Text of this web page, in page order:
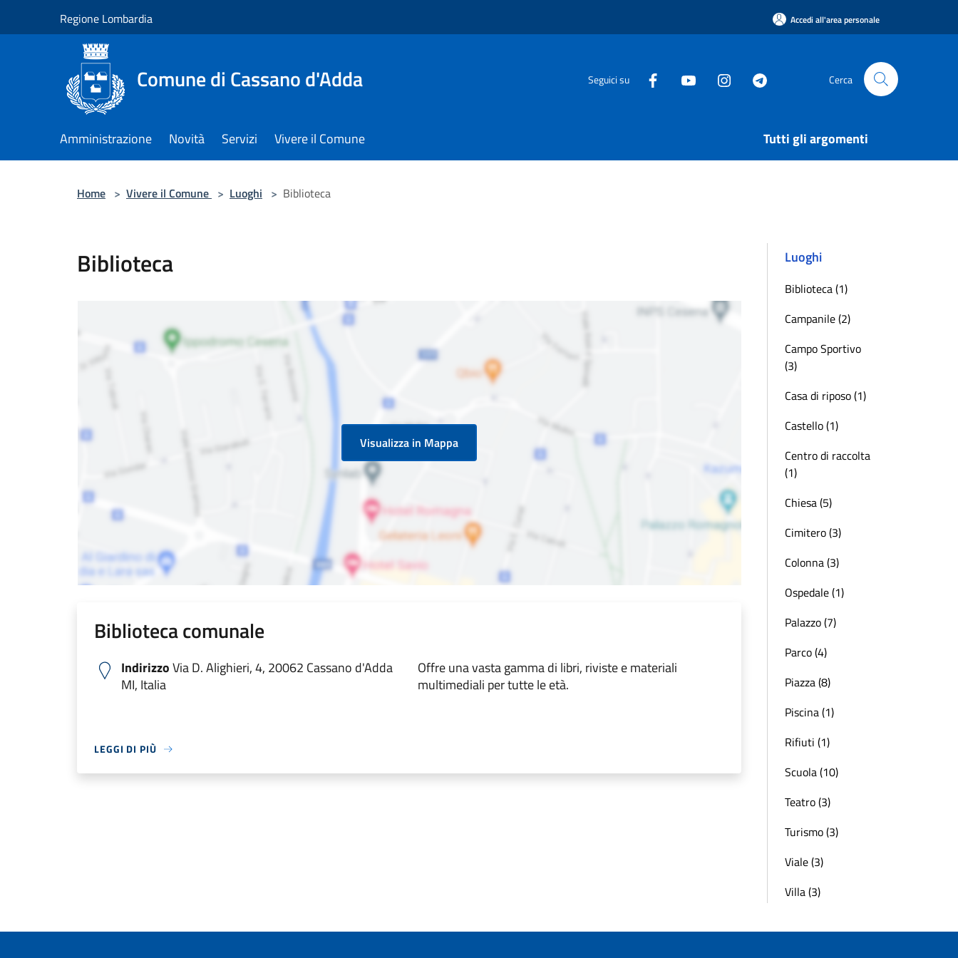
Regione Lombardia Accedi all'area personale
Comune di Cassano d'Adda Seguici su Cerca
Amministrazione Novità Servizi Vivere il Comune Tutti gli argomenti
Home > Vivere il Comune > Luoghi > Biblioteca
Biblioteca
Visualizza in Mappa
Biblioteca comunale
IndirizzoVia D. Alighieri, 4, 20062 Cassano d'Adda
MI, Italia
Offre una vasta gamma di libri, riviste e materiali
multimediali per tutte le età.
LEGGI DI PIÙ
Luoghi
Biblioteca (1)
Campanile (2)
Campo Sportivo
(3)
Casa di riposo (1)
Castello (1)
Centro di raccolta
(1)
Chiesa (5)
Cimitero (3)
Colonna (3)
Ospedale (1)
Palazzo (7)
Parco (4)
Piazza (8)
Piscina (1)
Rifiuti (1)
Scuola (10)
Teatro (3)
Turismo (3)
Viale (3)
Villa (3)